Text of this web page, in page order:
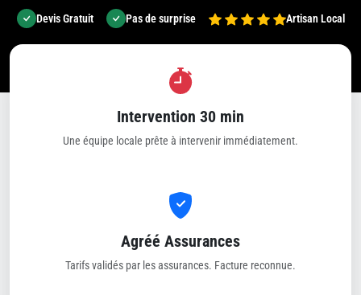
Devis Gratuit Pas de surprise Artisan Local
Intervention 30 min
Une équipe locale prête à intervenir immédiatement.
Agréé Assurances
Tarifs validés par les assurances. Facture reconnue.